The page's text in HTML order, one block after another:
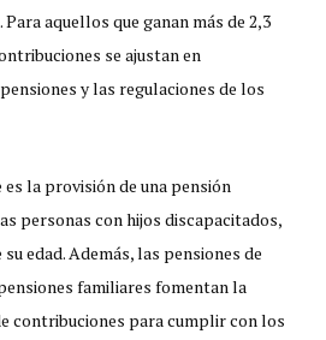
aquellos que ganan más de 2,3
se ajustan en
y las regulaciones de los
la provisión de una pensión
personas con hijos discapacitados,
edad. Además, las pensiones de
familiares fomentan la
contribuciones para cumplir con los